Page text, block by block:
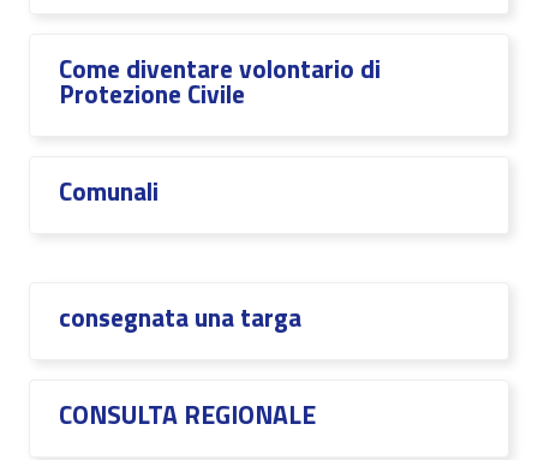
Come diventare volontario di
Protezione Civile
Comunali
consegnata una targa
CONSULTA REGIONALE